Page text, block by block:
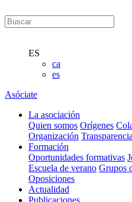
ES
ca
es
Asóciate
La asociación
Quien somos Orígenes
Organización Transparencia
Formación
Oportunidades formativas
Escuela de verano Grupos
Oposiciones
Actualidad
Publicaciones